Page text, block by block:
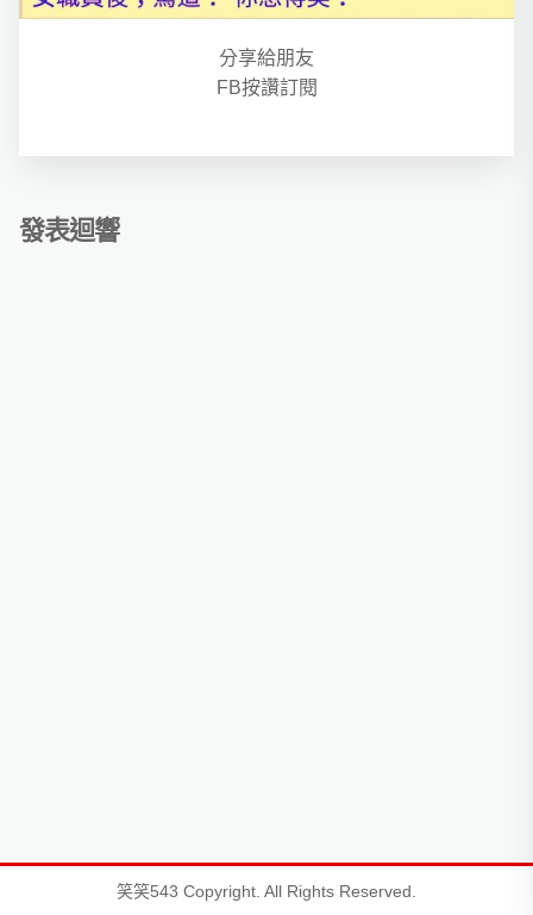
分享給朋友
FB按讚訂閱
發表迴響
笑笑543 Copyright. All Rights Reserved.